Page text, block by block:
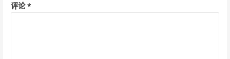
评论*